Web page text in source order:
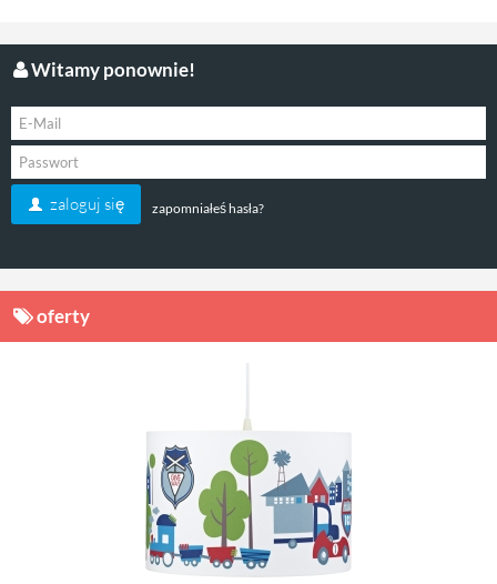
( pluskoszt dostawy)
czas dostawy:1-2 tygodni
Witamy ponownie!
zaloguj się zapomniałeś hasła?
oferty